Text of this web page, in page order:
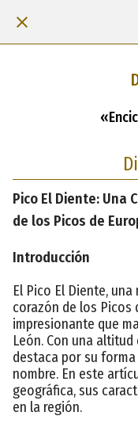
Pico El Diente: Una
de los Picos de
Introducción
El Pico El Diente,
corazón de los Picos
impresionante que
León. Con una
destaca por su
nombre. En este
geográfica, sus
en la región.